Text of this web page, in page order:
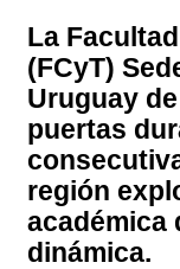
La
(FCyT)
Uruguay
puertas
región
académica
dinámica.